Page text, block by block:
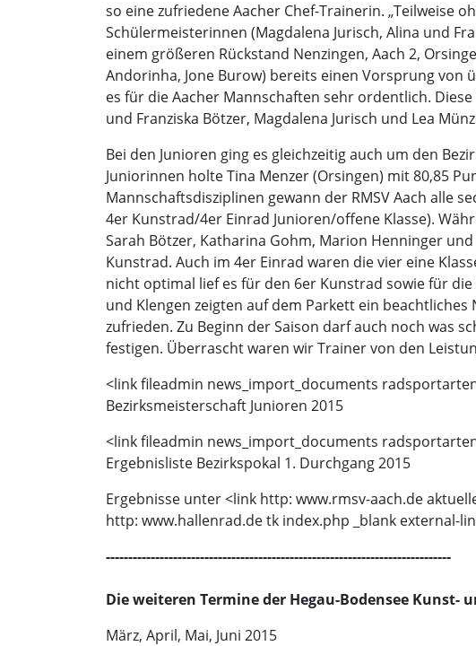
so eine zufriedene Aacher Chef-Trainerin. „Teilweise
Schülermeisterinnen (Magdalena Jurisch, Alina und
einem größeren Rückstand Nenzingen, Aach 2,
Andorinha, Jone Burow) bereits einen Vorsprung von
es für die Aacher Mannschaften sehr ordentlich.
und Franziska Bötzer, Magdalena Jurisch und Lea
Bei den Junioren ging es gleichzeitig auch um den
Juniorinnen holte Tina Menzer (Orsingen) mit 80,85
Mannschaftsdisziplinen gewann der RMSV Aach alle
4er Kunstrad/4er Einrad Junioren/offene Klasse).
Sarah Bötzer, Katharina Gohm, Marion Henninger
Kunstrad. Auch im 4er Einrad waren die vier eine
nicht optimal lief es für den 6er Kunstrad sowie für
und Klengen zeigten auf dem Parkett ein
zufrieden. Zu Beginn der Saison darf auch noch was
festigen. Überrascht waren wir Trainer von den
<link fileadmin news_import_documents
Bezirksmeisterschaft Junioren 2015
<link fileadmin news_import_documents
Ergebnisliste Bezirkspokal 1. Durchgang 2015
Ergebnisse unter <link http: www.rmsv-aach.de
http: www.hallenrad.de tk index.php _blank external-
-----------------------------------------------------------------------------
Die weiteren Termine der Hegau-Bodensee Kunst-
März, April, Mai, Juni 2015